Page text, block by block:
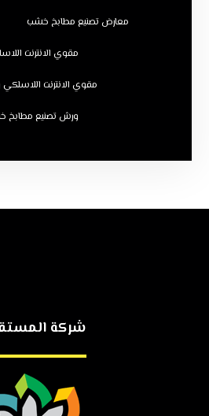
معارض تصنيع مطابخ خشب
مقوي الانترنت
مقوي الانترنت
ورش تصنيع مطابخ
شركة